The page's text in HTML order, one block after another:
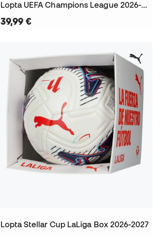
Lopta UEFA Champions League 2026-2027 League
39,99 €
Lopta Stellar Cup LaLiga Box 2026-2027